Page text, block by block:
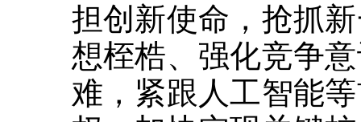
担创新使命，抢抓
想桎梏、强化竞争
难，紧跟人工智能